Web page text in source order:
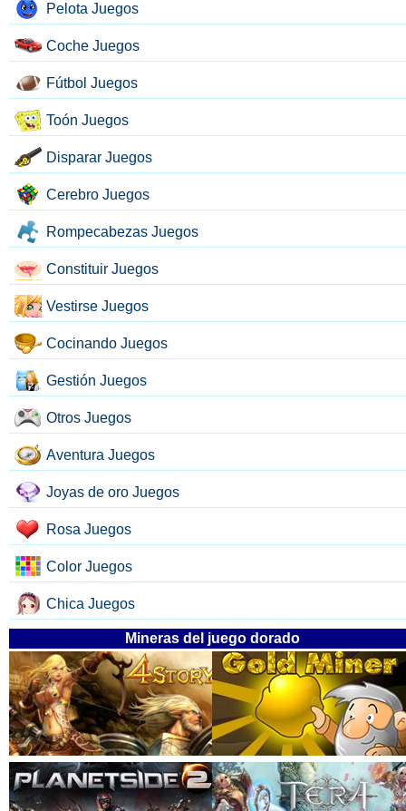
Pelota Juegos
Coche Juegos
Fútbol Juegos
Toón Juegos
Disparar Juegos
Cerebro Juegos
Rompecabezas Juegos
Constituir Juegos
Vestirse Juegos
Cocinando Juegos
Gestión Juegos
Otros Juegos
Aventura Juegos
Joyas de oro Juegos
Rosa Juegos
Color Juegos
Chica Juegos
Mineras del juego dorado